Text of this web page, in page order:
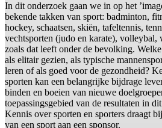
In dit onderzoek gaan we in op het
bekende takken van sport: badminton,
hockey, schaatsen, skiën, tafeltennis,
vechtsporten (judo en karate), volleybal,
zoals dat leeft onder de bevolking.
als elitair gezien, als typische
leren of als goed voor de gezondheid?
sporten kan een belangrijke bijdrage
binden en boeien van nieuwe
toepassingsgebied van de resultaten in
Kennis over sporten en sporters draagt
van een sport aan een sponsor.